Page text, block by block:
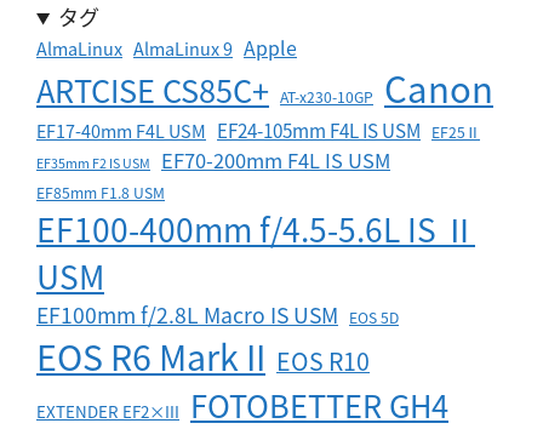
タグ
AlmaLinux AlmaLinux 9 Apple
ARTCISE CS85C+ AT-x230-10GP Canon
EF17-40mm F4L USM EF24-105mm F4L IS USM EF25Ⅱ
EF35mm F2 IS USM EF70-200mm F4L IS USM
EF85mm F1.8 USM
EF100-400mm f/4.5-5.6L IS Ⅱ
USM
EF100mm f/2.8L Macro IS USM EOS 5D
EOS R6 Mark II EOS R10
EXTENDER EF2×III FOTOBETTER GH4